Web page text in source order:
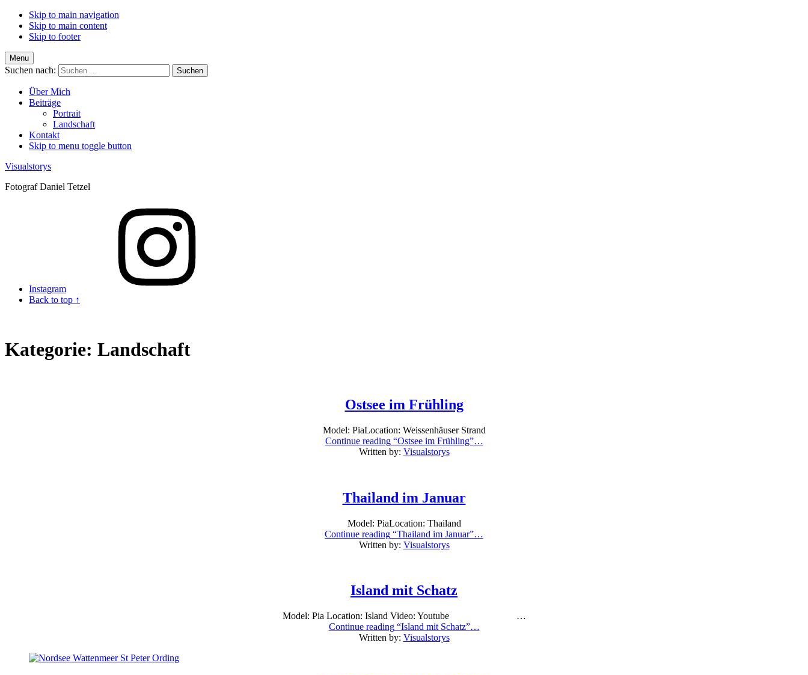
Skip to main navigation
Skip to main content
Skip to footer
Menu
Suchen nach:
Über Mich
Beiträge
Portrait
Landschaft
Kontakt
Skip to menu toggle button
Visualstorys
Fotograf Daniel Tetzel
Instagram
Back to top ↑
Kategorie: Landschaft
Ostsee im Frühling
Model: PiaLocation: Weissenhäuser Strand
Continue reading“Ostsee im Frühling”…
Posted
updated
on:
Written by: Visualstorys
Thailand im Januar
Model: PiaLocation: Thailand
Continue reading “Thailand im Januar”…
Posted
updated
on:
Written by: Visualstorys
Island mit Schatz
Model: Pia Location: Island Video: Youtube …
Continue reading“Island mit Schatz”…
Posted
Written by: Visualstorys